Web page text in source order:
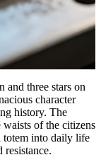
and three stars on
character
history. The
of the citizens
totem into daily life
resistance.